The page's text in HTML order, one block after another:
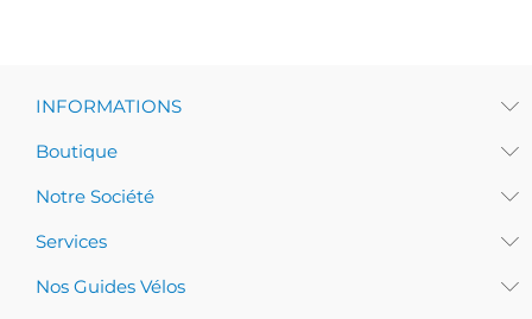
INFORMATIONS
Boutique
Notre Société
Services
Nos Guides Vélos